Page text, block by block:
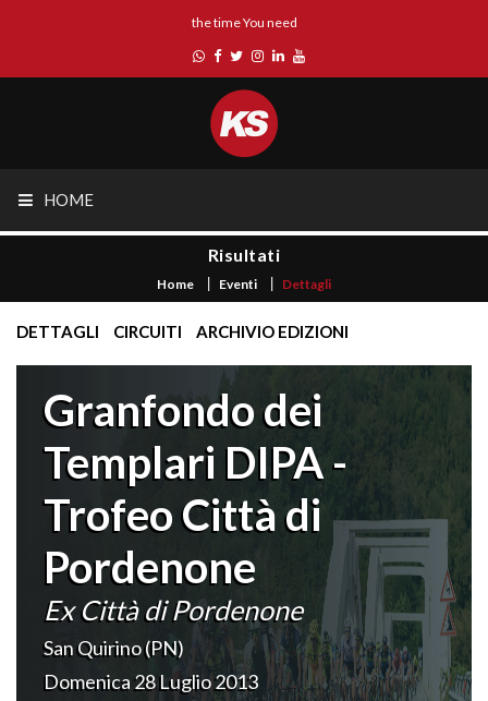
the time You need
HOME
Risultati
Home Eventi Dettagli
DETTAGLI CIRCUITI ARCHIVIO EDIZIONI
Granfondo dei
Templari DIPA -
Trofeo Città di
Pordenone
Ex Città di Pordenone
San Quirino (PN)
Domenica 28 Luglio 2013